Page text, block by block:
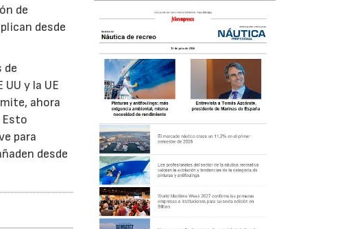
de
desde
de
y la UE
ahora
Esto
para
desde